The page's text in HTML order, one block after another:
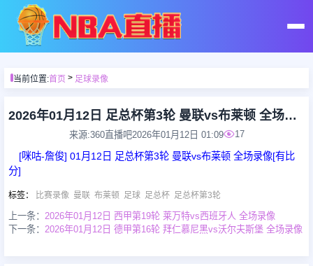
首页
足球直播
篮球直播
足球录像
篮球录像
当前位置:首页> 足球录像
2026年01月12日 足总杯第3轮 曼联vs布莱顿 全场录像
来源:360直播吧2026年01月12日 01:09 17
[咪咕-詹俊] 01月12日 足总杯第3轮 曼联vs布莱顿 全场录像[有比
分]
标签： 比赛录像 曼联 布莱顿 足球 足总杯 足总杯第3轮
上一条： 2026年01月12日 西甲第19轮 莱万特vs西班牙人 全场录像
下一条： 2026年01月12日 德甲第16轮 拜仁慕尼黑vs沃尔夫斯堡 全场录像